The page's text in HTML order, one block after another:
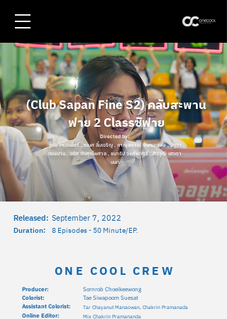
(Club Sapan Fine S2) คลับสะพาน
ฟาย 2 Classซิฟาย
Directed by:
ฐชัย โกมลเพ็ชร์ , ธเนศ ลิ้มเจริญ , ภาณุพรรณ จันทนะวงษ์ , ปัฏฐา
ทองปาน , อธิศ กิจศุภไพศาล , ชนาธิป วงศ์พลตรี , ศิววุฒิ เสวตา
นนท์
Released: September 7, 2022
Duration: 8 Episodes - 50 Minute/EP.
ONE COOL CREW
Producer:
Colorist:
Assistant Colorist:
Online Editor:
Sornrob Choeikeewong
Tae Siwapoom Suesat
Tar Chayanut Manaowan, Chakrin Pramanada
Mix Chakrin Pramananda